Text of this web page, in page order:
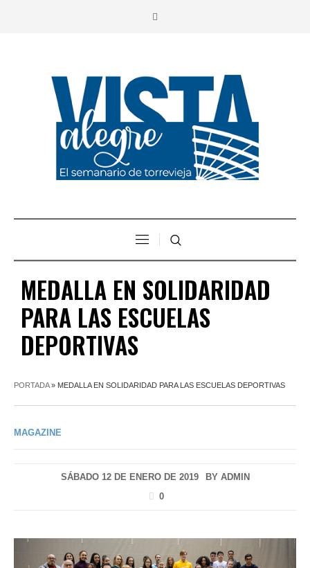
MEDALLA EN SOLIDARIDAD
PARA LAS ESCUELAS
DEPORTIVAS
PORTADA» MEDALLA EN SOLIDARIDAD PARA LAS ESCUELAS DEPORTIVAS
MAGAZINE
SÁBADO 12 DE ENERO DE 2019 BY ADMIN
0